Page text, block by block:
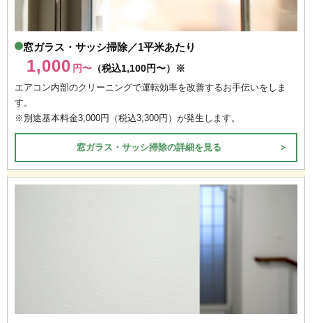
窓ガラス・サッシ掃除／1平米あたり
1,000 円〜 （税込1,100円〜）※
エアコン内部のクリーニングで運転効率を改善するお手伝いをしま
す。
※別途基本料金3,000円（税込3,300円）が発生します。
窓ガラス・サッシ掃除の詳細を見る ＞